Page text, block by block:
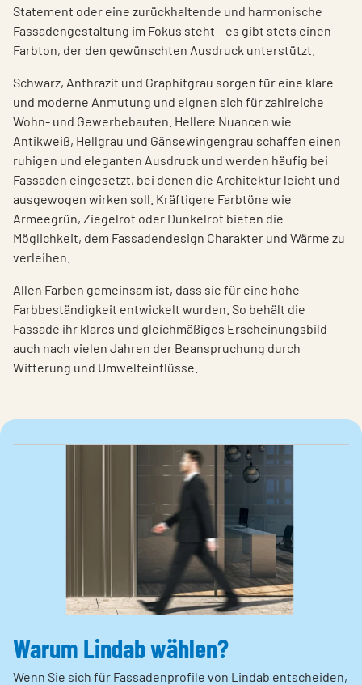
Statement oder eine zurückhaltende und harmonische
Fassadengestaltung im Fokus steht – es gibt stets einen
Farbton, der den gewünschten Ausdruck unterstützt.
Schwarz, Anthrazit und Graphitgrau sorgen für eine klare
und moderne Anmutung und eignen sich für zahlreiche
Wohn‑ und Gewerbebauten. Hellere Nuancen wie
Antikweiß, Hellgrau und Gänsewingengrau schaffen einen
ruhigen und eleganten Ausdruck und werden häufig bei
Fassaden eingesetzt, bei denen die Architektur leicht und
ausgewogen wirken soll. Kräftigere Farbtöne wie
Armeegrün, Ziegelrot oder Dunkelrot bieten die
Möglichkeit, dem Fassadendesign Charakter und Wärme zu
verleihen.
Allen Farben gemeinsam ist, dass sie für eine hohe
Farbbeständigkeit entwickelt wurden. So behält die
Fassade ihr klares und gleichmäßiges Erscheinungsbild –
auch nach vielen Jahren der Beanspruchung durch
Witterung und Umwelteinflüsse.
Warum Lindab wählen?
Wenn Sie sich für Fassadenprofile von Lindab entscheiden,